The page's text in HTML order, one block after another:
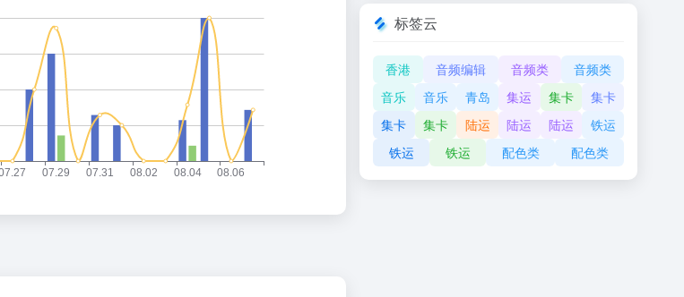
标签云
香港 音频编辑 音频类
音频类
音乐
音乐 青岛 集运 集卡
集卡
集卡
集卡 陆运 陆运 陆运
铁运
铁运
铁运 配色类 配色类